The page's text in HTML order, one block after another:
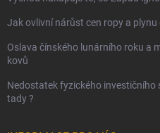
Jak ovlivní nárůst cen ropy a plynu
Oslava čínského lunárního roku a
kovů
Nedostatek fyzického investičního
tady ?